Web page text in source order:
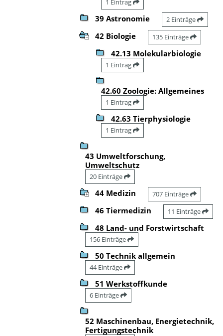
1 Eintrag
39 Astronomie 2 Einträge
42 Biologie 135 Einträge
42.13 Molekularbiologie
1 Eintrag
42.60 Zoologie: Allgemeines
1 Eintrag
42.63 Tierphysiologie
1 Eintrag
43 Umweltforschung,
Umweltschutz
20 Einträge
44 Medizin 707 Einträge
46 Tiermedizin 11 Einträge
48 Land- und Forstwirtschaft
156 Einträge
50 Technik allgemein
44 Einträge
51 Werkstoffkunde
6 Einträge
52 Maschinenbau, Energietechnik,
Fertigungstechnik